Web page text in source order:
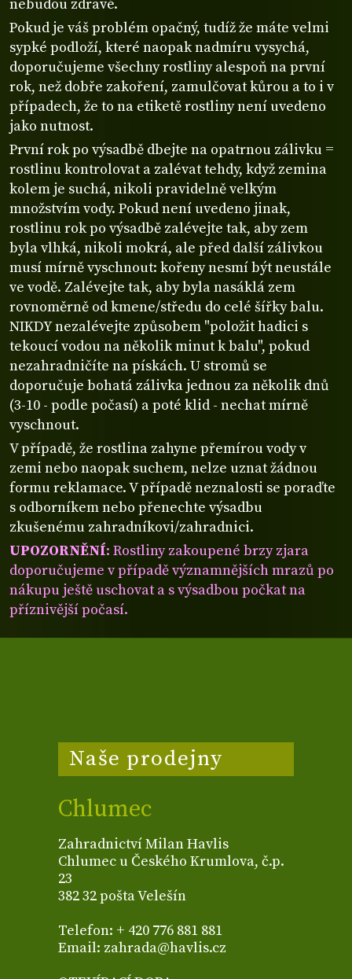
nebudou zdravé.
Pokud je váš problém opačný, tudíž že máte velmi
sypké podloží, které naopak nadmíru vysychá,
doporučujeme všechny rostliny alespoň na první
rok, než dobře zakoření, zamulčovat kůrou a to i v
případech, že to na etiketě rostliny není uvedeno
jako nutnost.
První rok po výsadbě dbejte na opatrnou zálivku =
rostlinu kontrolovat a zalévat tehdy, když zemina
kolem je suchá, nikoli pravidelně velkým
množstvím vody. Pokud není uvedeno jinak,
rostlinu rok po výsadbě zalévejte tak, aby zem
byla vlhká, nikoli mokrá, ale před další zálivkou
musí mírně vyschnout: kořeny nesmí být neustále
ve vodě. Zalévejte tak, aby byla nasáklá zem
rovnoměrně od kmene/středu do celé šířky balu.
NIKDY nezalévejte způsobem "položit hadici s
tekoucí vodou na několik minut k balu", pokud
nezahradničíte na pískách. U stromů se
doporučuje bohatá zálivka jednou za několik dnů
(3-10 - podle počasí) a poté klid - nechat mírně
vyschnout.
V případě, že rostlina zahyne přemírou vody v
zemi nebo naopak suchem, nelze uznat žádnou
formu reklamace. V případě neznalosti se poraďte
s odborníkem nebo přenechte výsadbu
zkušenému zahradníkovi/zahradnici.
UPOZORNĚNÍ: Rostliny zakoupené brzy zjara
doporučujeme v případě významnějších mrazů po
nákupu ještě uschovat a s výsadbou počkat na
příznivější počasí.
Naše prodejny
Chlumec
Zahradnictví Milan Havlis
Chlumec u Českého Krumlova, č.p.
23
382 32 pošta Velešín
Telefon: + 420 776 881 881
Email: zahrada@havlis.cz